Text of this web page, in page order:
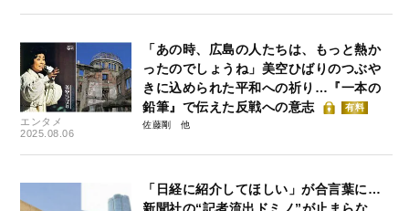
エンタメ
2025.08.06
「あの時、広島の人たちは、もっと熱か
ったのでしょうね」美空ひばりのつぶや
きに込められた平和への祈り…『一本の
鉛筆』で伝えた反戦への意志
有料
佐藤剛
「日経に紹介してほしい」が合言葉に…